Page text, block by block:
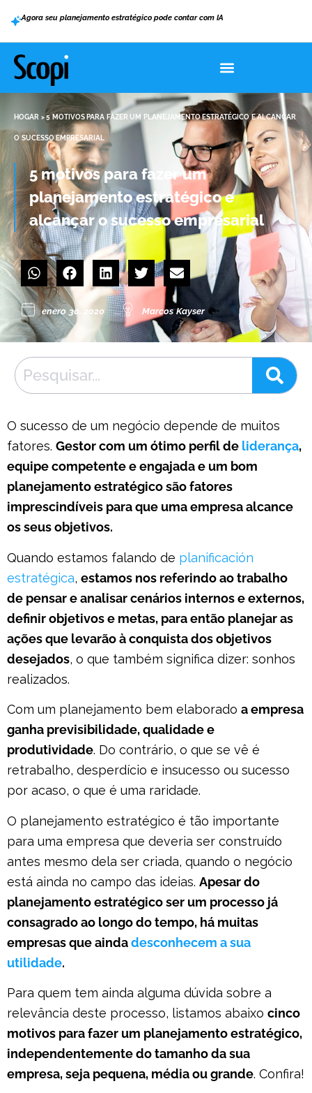
Agora seu planejamento estratégico pode contar com IA
HOGAR >5 MOTIVOS PARA FAZER UM PLANEJAMENTO ESTRATÉGICO E ALCANÇAR
O SUCESSO EMPRESARIAL
5 motivos para fazer um
planejamento estratégico e
alcançar o sucesso empresarial
enero 30, 2020 Marcos Kayser
O sucesso de um negócio depende de muitos
fatores. Gestor com um ótimo perfil de liderança,
equipe competente e engajada e um bom
planejamento estratégico são fatores
imprescindíveis para que uma empresa alcance
os seus objetivos.
Quando estamos falando de planificación
estratégica, estamos nos referindo ao trabalho
de pensar e analisar cenários internos e externos,
definir objetivos e metas, para então planejar as
ações que levarão à conquista dos objetivos
desejados, o que também significa dizer: sonhos
realizados.
Com um planejamento bem elaborado a empresa
ganha previsibilidade, qualidade e
produtividade. Do contrário, o que se vê é
retrabalho, desperdício e insucesso ou sucesso
por acaso, o que é uma raridade.
O planejamento estratégico é tão importante
para uma empresa que deveria ser construído
antes mesmo dela ser criada, quando o negócio
está ainda no campo das ideias. Apesar do
planejamento estratégico ser um processo já
consagrado ao longo do tempo, há muitas
empresas que aindadesconhecem a sua
utilidade.
Para quem tem ainda alguma dúvida sobre a
relevância deste processo, listamos abaixo cinco
motivos para fazer um planejamento estratégico,
independentemente do tamanho da sua
empresa, seja pequena, média ou grande. Confira!